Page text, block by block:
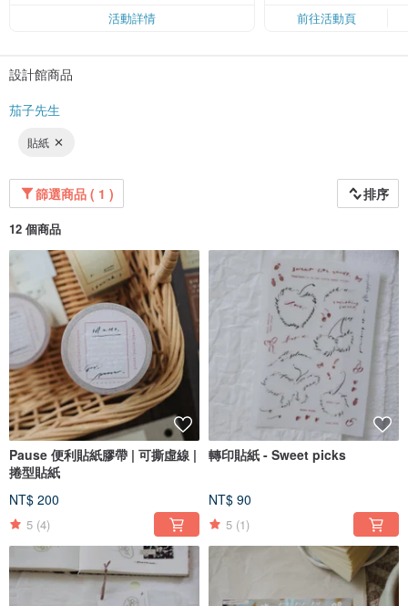
活動詳情
前往活動頁
設計館商品
茄子先生
貼紙
篩選商品 ( 1 ) 排序
12 個商品
Pause 便利貼紙膠帶 | 可撕虛線 |
捲型貼紙
NT$ 200
5 (4)
轉印貼紙 - Sweet picks
NT$ 90
5 (1)